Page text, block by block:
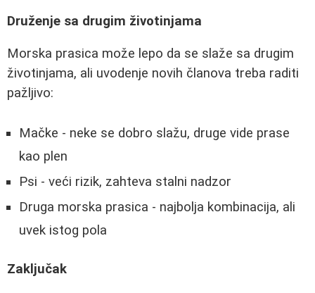
Druženje sa drugim životinjama
Morska prasica može lepo da se slaže sa drugim
životinjama, ali uvodenje novih članova treba raditi
pažljivo:
Mačke - neke se dobro slažu, druge vide prase
kao plen
Psi - veći rizik, zahteva stalni nadzor
Druga morska prasica - najbolja kombinacija, ali
uvek istog pola
Zaključak